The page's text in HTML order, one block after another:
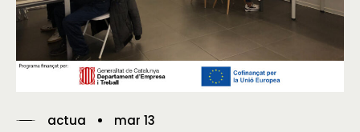
actua mar 13